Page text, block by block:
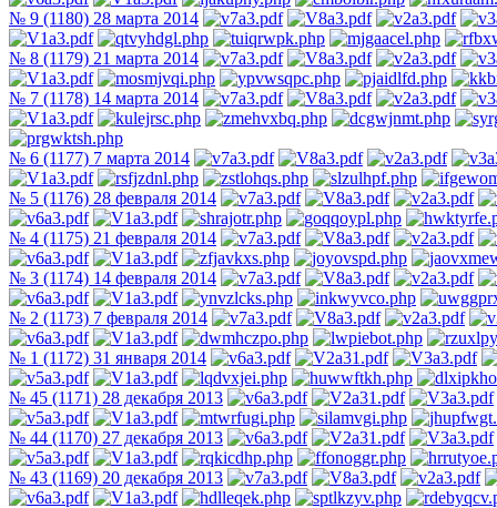
№ 9 (1180) 28 марта 2014
№ 8 (1179) 21 марта 2014
№ 7 (1178) 14 марта 2014
№ 6 (1177) 7 марта 2014
№ 5 (1176) 28 февраля 2014
№ 4 (1175) 21 февраля 2014
№ 3 (1174) 14 февраля 2014
№ 2 (1173) 7 февраля 2014
№ 1 (1172) 31 января 2014
№ 45 (1171) 28 декабря 2013
№ 44 (1170) 27 декабря 2013
№ 43 (1169) 20 декабря 2013